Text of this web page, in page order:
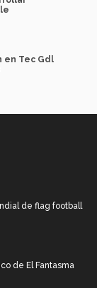
en Tec Gdl
de flag football
de El Fantasma